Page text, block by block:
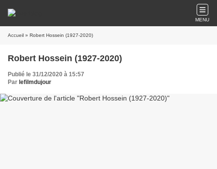
MENU
Accueil » Robert Hossein (1927-2020)
Robert Hossein (1927-2020)
Publié le 31/12/2020 à 15:57
Par lefilmdujour